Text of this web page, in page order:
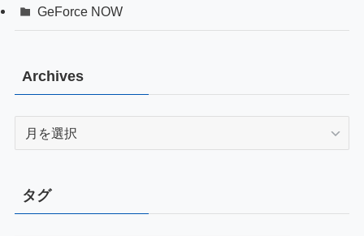
GeForce NOW
Archives
Archives
タグ